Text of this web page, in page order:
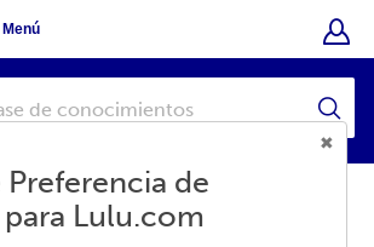
Menú
Preferencia de
Lulu.com